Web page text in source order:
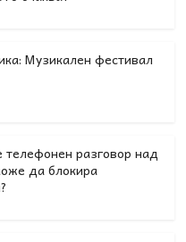
Музикален фестивал
телефонен разговор над
да блокира